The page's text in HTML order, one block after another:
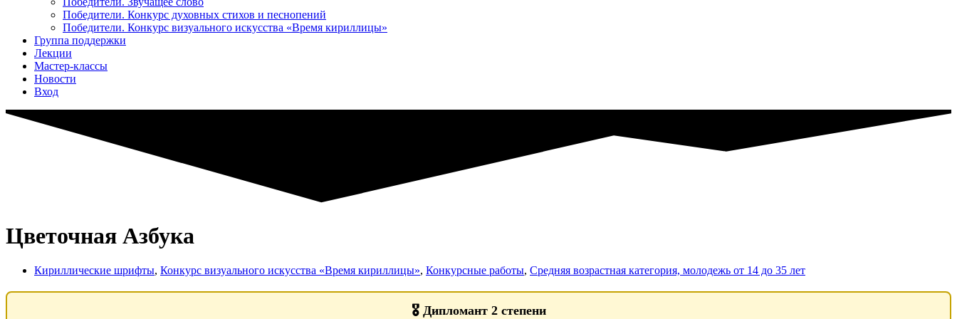
Победители. Конкурс духовных стихов и песнопений
Победители. Конкурс визуального искусства «Время кириллицы»
Группа поддержки
Лекции
Мастер-классы
Новости
Вход
Цветочная Азбука
Кириллические шрифты, Конкурс визуального искусства «Время кириллицы», Конкурсные работы, Средняя возрастная категория, молодежь от 14 до 35 лет
🎖️ Дипломант 2 степени